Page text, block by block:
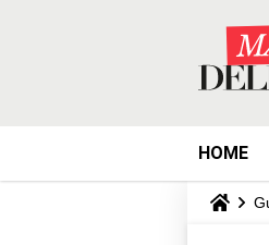
HOME